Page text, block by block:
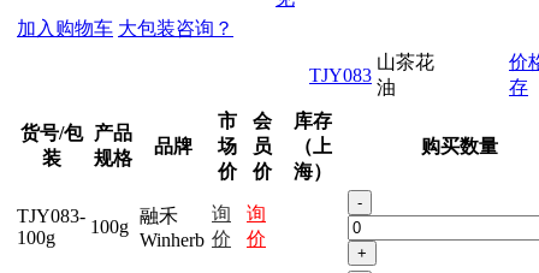
加入购物车 大包装咨询？
TJY083
山茶花
油
价
存
货号/包
装
产品
规格
品牌
市
场
价
会
员
价
库存
（上
海）
购买数量
TJY083-
100g
100g
融禾
Winherb
询
价
询
价
-
+